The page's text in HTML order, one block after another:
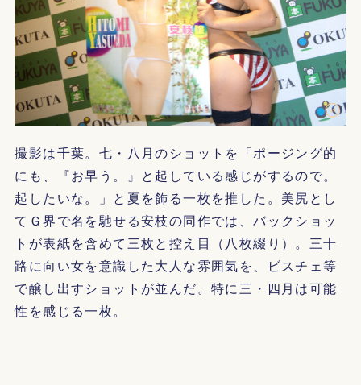
撮影は千葉。七・八月のショットを「ポージング的
にも、『お早う。』と起している感じがするので。
起したいな。」と夏を飾る一枚を推した。美尻とし
てＧ界で名を馳せる安枝の同作では、バックショッ
トが表紙を含めて三枚と控え目（八枚綴り）。三十
路に向い女を意識した大人な雰囲気を、ビスチェ等
で醸し出すショットが並んだ。特に三・四月は可能
性を感じる一枚。